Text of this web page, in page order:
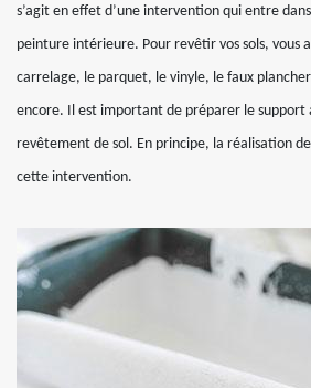
s’agit en effet d’une intervention qui entre
peinture intérieure. Pour revêtir vos sols, vous
carrelage, le parquet, le vinyle, le faux
encore. Il est important de préparer le support
revêtement de sol. En principe, la réalisation
cette intervention.